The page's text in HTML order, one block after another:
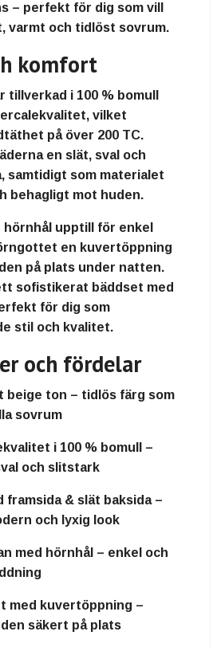
– perfekt för dig som vill
varmt och tidlöst sovrum.
komfort
tillverkad i 100 % bomull
, vilket
på över 200 TC.
en slät, sval och
, samtidigt som materialet
behagligt mot huden.
hörnhål upptill
för enkel
en kuvertöppning
på plats under natten.
sofistikerat bäddset med
för dig som
stil och kvalitet.
och fördelar
beige ton – tidlös färg som
sovrum
i 100 % bomull
–
och slitstark
framsida & slät baksida–
och lyxig look
med hörnhål – enkel och
med kuvertöppning –
säkert på plats